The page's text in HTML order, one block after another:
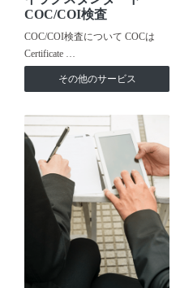
COC/COI検査
COC/COI検査について COCは
Certificate …
その他のサービス